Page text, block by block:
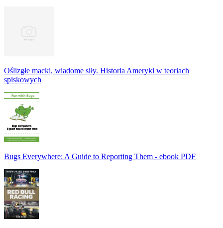
Oślizgłe macki, wiadome siły. Historia Ameryki w teoriach
spiskowych
Bugs Everywhere: A Guide to Reporting Them - ebook PDF